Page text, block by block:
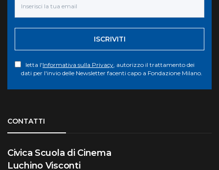
ISCRIVITI
letta l'Informativa sulla Privacy , autorizzo il trattamento dei
dati per l'invio delle Newsletter facenti capo a Fondazione Milano.
CONTATTI
Civica Scuola di Cinema
Luchino Visconti